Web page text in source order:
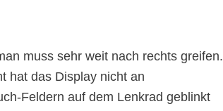
muss sehr weit nach rechts greifen.
hat das Display nicht an
Feldern auf dem Lenkrad geblinkt